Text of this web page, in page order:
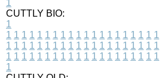
1
CUTTLY BIO:
1
1 1 1 1 1 1 1 1 1 1 1 1 1 1 1 1 1 1 1 1
1 1 1 1 1 1 1 1 1 1 1 1 1 1 1 1 1 1 1 1
1 1 1 1 1 1 1 1 1 1 1 1 1 1 1 1 1 1 1 1
1